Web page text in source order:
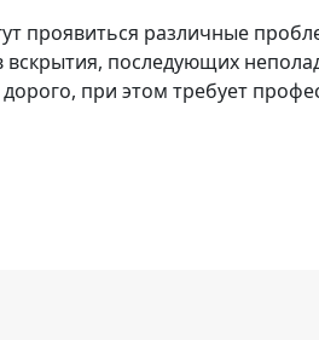
различные
последующих
при этом требует